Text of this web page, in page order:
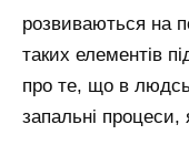
розвиваються на
таких елементів
про те, що в
запальні процеси,